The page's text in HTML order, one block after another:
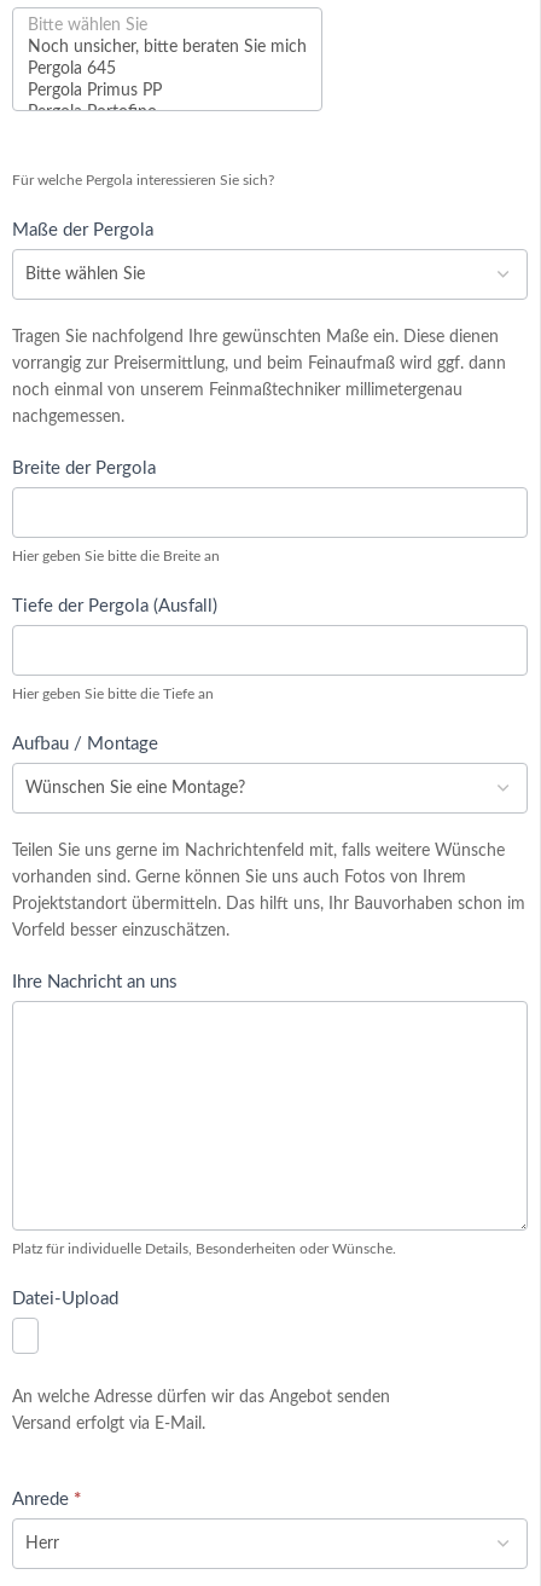
Für welche Pergola interessieren Sie sich?
Maße der Pergola
Tragen Sie nachfolgend Ihre gewünschten Maße ein. Diese dienen
vorrangig zur Preisermittlung, und beim Feinaufmaß wird ggf. dann
noch einmal von unserem Feinmaßtechniker millimetergenau
nachgemessen.
Breite der Pergola
Hier geben Sie bitte die Breite an
Tiefe der Pergola (Ausfall)
Hier geben Sie bitte die Tiefe an
Aufbau / Montage
Teilen Sie uns gerne im Nachrichtenfeld mit, falls weitere Wünsche
vorhanden sind. Gerne können Sie uns auch Fotos von Ihrem
Projektstandort übermitteln. Das hilft uns, Ihr Bauvorhaben schon im
Vorfeld besser einzuschätzen.
Ihre Nachricht an uns
Platz für individuelle Details, Besonderheiten oder Wünsche.
Datei-Upload
An welche Adresse dürfen wir das Angebot senden
Versand erfolgt via E-Mail.
Anrede *